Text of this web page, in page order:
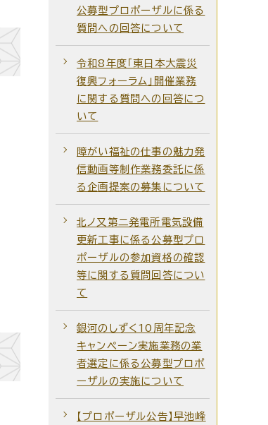
公募型プロポーザルに係る
質問への回答について
令和8年度「東日本大震災
復興フォーラム」開催業務
に関する質問への回答につ
いて
障がい福祉の仕事の魅力発
信動画等制作業務委託に係
る企画提案の募集について
北ノ又第二発電所電気設備
更新工事に係る公募型プロ
ポーザルの参加資格の確認
等に関する質問回答につい
て
銀河のしずく10周年記念
キャンペーン実施業務の業
者選定に係る公募型プロポ
ーザルの実施について
【プロポーザル公告】早池峰